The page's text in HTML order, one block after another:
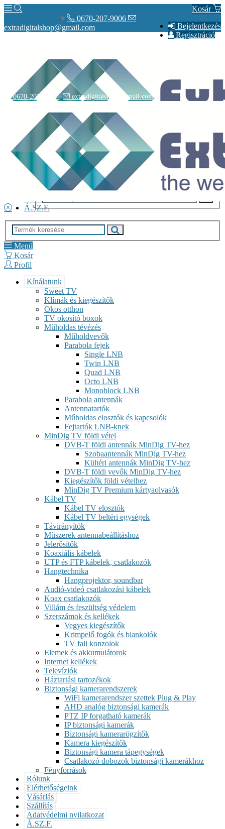
Kosár
Bejelentkezés
Regisztráció
▼
0670-207-9006
extradigitalshop@gmail.com
Rólunk
Elérhetőségeink
Vásárlás
Szállítás
Á.SZ.F.
0670-207-9006 extradigitalshop@gmail.com
Menü
Kosár
Profil
Kínálatunk
Sweet TV
Klímák és kiegészítők
Okos otthon
TV okosító boxok
Műholdas tévézés
Műholdvevők
Parabola fejek
Single LNB
Twin LNB
Quad LNB
Octo LNB
Monoblock LNB
Parabola antennák
Antennatartók
Műholdas elosztók és kapcsolók
Fejtartók LNB-knek
MinDig TV földi vétel
DVB-T földi antennák MinDig TV-hez
Szobaantennák MinDig TV-hez
Kültéri antennák MinDig TV-hez
DVB-T földi vevők MinDig TV-hez
Kiegészítők földi vételhez
MinDig TV Premium kártyaolvasók
Kábel TV
Kábel TV elosztók
Kábel TV beltéri egységek
Távirányítók
Műszerek antennabeállításhoz
Jelerősítők
Koaxiális kábelek
UTP és FTP kábelek, csatlakozók
Hangtechnika
Hangprojektor, soundbar
Audió-videó csatlakozási kábelek
Koax csatlakozók
Villám és feszültség védelem
Szerszámok és kellékek
Vegyes kiegészítők
Krimpelő fogók és blankolók
TV fali konzolok
Elemek és akkumulátorok
Internet kellékek
Televíziók
Háztartási tartozékok
Biztonsági kamerarendszerek
WiFi kamerarendszer szettek Plug & Play
AHD analóg biztonsági kamerák
PTZ IP forgatható kamerák
IP biztonsági kamerák
Biztonsági kamerarögzítők
Kamera kiegészítők
Biztonsági kamera tápegységek
Csatlakozó dobozok biztonsági kamerákhoz
Fényforrások
Rólunk
Elérhetőségeink
Vásárlás
Szállítás
Adatvédelmi nyilatkozat
Á.SZ.F.